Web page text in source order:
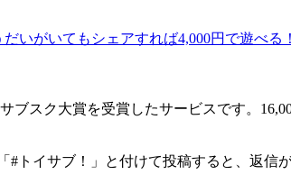
だいがいてもシェアすれば4,000円で遊べる！
ブスク大賞を受賞したサービスです。
#トイサブ！」と付けて投稿すると、返信